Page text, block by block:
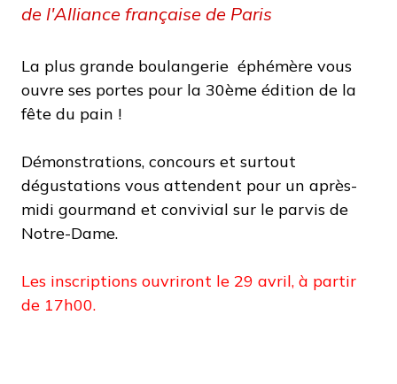
de l'Alliance française de Paris
La plus grande boulangerie éphémère vous
ouvre ses portes pour la 30ème édition de la
fête du pain !
Démonstrations, concours et surtout
dégustations vous attendent pour un après-
midi gourmand et convivial sur le parvis de
Notre-Dame.
Les inscriptions ouvriront le 29 avril, à partir
de 17h00.